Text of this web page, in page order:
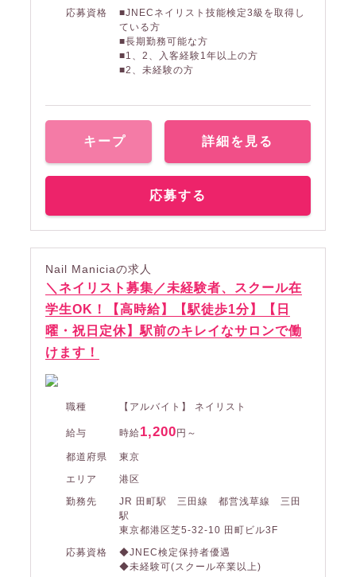
応募資格
■JNECネイリスト技能検定3級を取得し
ている方
■長期勤務可能な方
■1、2、入客経験1年以上の方
■2、未経験の方
キープ 詳細を見る
応募する
Nail Maniciaの求人
＼ネイリスト募集／未経験者、スクール在
学生OK！【高時給】【駅徒歩1分】【日
曜・祝日定休】駅前のキレイなサロンで働
けます！
職種 【アルバイト】 ネイリスト
給与 時給1,200 円～
都道府県
東京
エリア
港区
勤務先
JR 田町駅 三田線 都営浅草線 三田
駅
東京都港区芝5-32-10 田町ビル3F
応募資格
◆JNEC検定保持者優遇
◆未経験可(スクール卒業以上)